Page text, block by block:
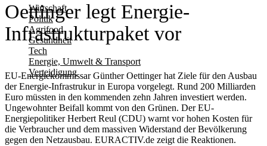
Wirtschaft
Politik
Agrifood
Gesundheit
Tech
Energie, Umwelt & Transport
Verteidigung
Oettinger legt Energie-
Infrastrukturpaket vor
EU-Energiekommissar Günther Oettinger hat Ziele für den Ausbau
der Energie-Infrastrukur in Europa vorgelegt. Rund 200 Milliarden
Euro müssten in den kommenden zehn Jahren investiert werden.
Ungewohnter Beifall kommt von den Grünen. Der EU-
Energiepolitiker Herbert Reul (CDU) warnt vor hohen Kosten für
die Verbraucher und dem massiven Widerstand der Bevölkerung
gegen den Netzausbau. EURACTIV.de zeigt die Reaktionen.